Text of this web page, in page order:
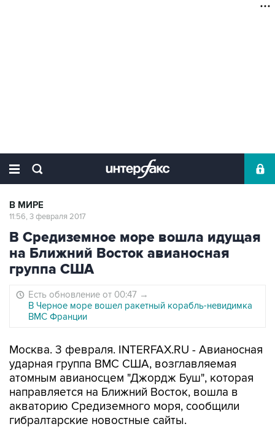
В МИРЕ
11:56, 3 февраля 2017
В Средиземное море вошла идущая
на Ближний Восток авианосная
группа США
Есть обновление от 00:47 →
В Черное море вошел ракетный корабль-невидимка
ВМС Франции
Москва. 3 февраля. INTERFAX.RU - Авианосная
ударная группа ВМС США, возглавляемая
атомным авианосцем "Джордж Буш", которая
направляется на Ближний Восток, вошла в
акваторию Средиземного моря, сообщили
гибралтарские новостные сайты.